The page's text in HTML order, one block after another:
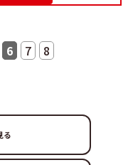
6 7
8
る